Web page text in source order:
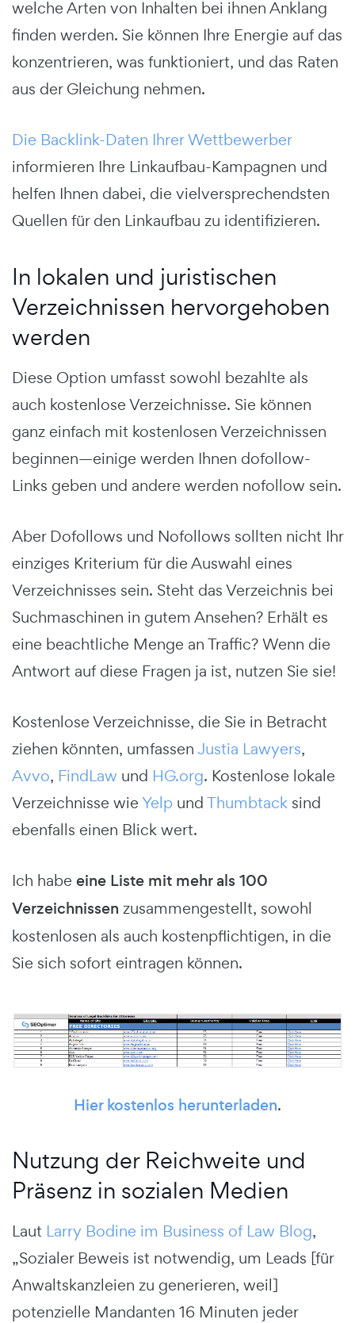
welche Arten von Inhalten bei ihnen Anklang
finden werden. Sie können Ihre Energie auf das
konzentrieren, was funktioniert, und das Raten
aus der Gleichung nehmen.
Die Backlink-Daten Ihrer Wettbewerber
informieren Ihre Linkaufbau-Kampagnen und
helfen Ihnen dabei, die vielversprechendsten
Quellen für den Linkaufbau zu identifizieren.
In lokalen und juristischen
Verzeichnissen hervorgehoben
werden
Diese Option umfasst sowohl bezahlte als
auch kostenlose Verzeichnisse. Sie können
ganz einfach mit kostenlosen Verzeichnissen
beginnen—einige werden Ihnen dofollow-
Links geben und andere werden nofollow sein.
Aber Dofollows und Nofollows sollten nicht Ihr
einziges Kriterium für die Auswahl eines
Verzeichnisses sein. Steht das Verzeichnis bei
Suchmaschinen in gutem Ansehen? Erhält es
eine beachtliche Menge an Traffic? Wenn die
Antwort auf diese Fragen ja ist, nutzen Sie sie!
Kostenlose Verzeichnisse, die Sie in Betracht
ziehen könnten, umfassenJustia Lawyers,
Avvo, FindLaw und HG.org. Kostenlose lokale
Verzeichnisse wieYelp undThumbtack sind
ebenfalls einen Blick wert.
Ich habe eine Liste mit mehr als 100
Verzeichnissen zusammengestellt, sowohl
kostenlosen als auch kostenpflichtigen, in die
Sie sich sofort eintragen können.
Hier kostenlos herunterladen.
Nutzung der Reichweite und
Präsenz in sozialen Medien
Laut Larry Bodine im Business of Law Blog,
„Sozialer Beweis ist notwendig, um Leads [für
Anwaltskanzleien zu generieren, weil]
potenzielle Mandanten 16 Minuten jeder